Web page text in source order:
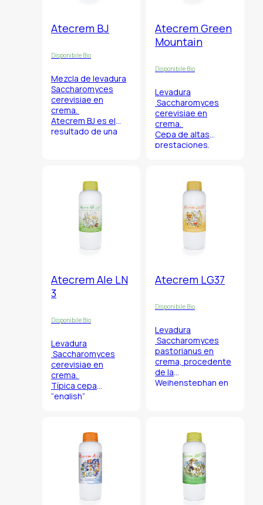
Atecrem BJ
Disponibile Bio
Mezcla de levadura
Saccharomyces
cerevisiae en
crema.
Atecrem BJ es el
resultado de una
Bioenologia 2.
Atecrem Green
Mountain
Disponibile Bio
Levadura
Saccharomyces
cerevisiae en
crema.
Cepa de altas
prestaciones.
Atecrem Ale LN
3
Disponibile Bio
Levadura
Saccharomyces
cerevisiae en
crema.
Típica cepa
“english”
afrutado delicado,
esalta las notas de
malta y lúpolo.
Atecrem LG37
Disponibile Bio
Levadura
Saccharomyces
pastorianus en
crema, procedente
de la
Weihenstephan en
parte de la familia
de levadura mas
utilizadas para la
producción de
cervezas a baja
fermentación tanto
en estilo Aleman,